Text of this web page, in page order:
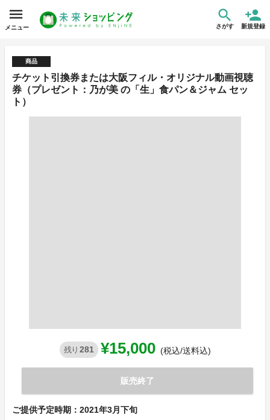
メニュー さがす 新規登録
商品
チケット引換券または大阪フィル・オリジナル動画視聴
券（プレゼント：乃が美 の「生」食パン＆ジャム セッ
ト）
残り 281 ¥15,000 (税込/送料込)
販売終了
ご提供予定時期：2021年3月下旬